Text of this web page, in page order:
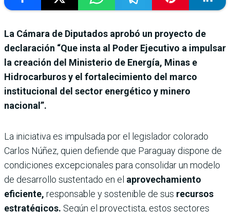
La Cámara de Diputados aprobó un proyecto de
declaración “Que insta al Poder Ejecutivo a impulsar
la creación del Ministerio de Energía, Minas e
Hidrocarburos y el fortalecimiento del marco
institucional del sector energético y minero
nacional”.
La iniciativa es impulsada por el legislador colorado
Carlos Núñez, quien defiende que Paraguay dispone de
condiciones excepcionales para consolidar un modelo
de desarrollo sustentado en el aprovechamiento
eficiente, responsable y sostenible de sus recursos
estratégicos. Según el proyectista, estos sectores